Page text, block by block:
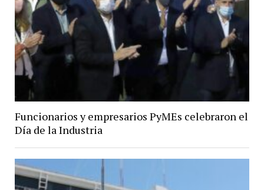
Funcionarios y empresarios PyMEs celebraron el
Día de la Industria